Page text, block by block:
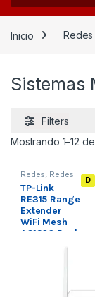
Inicio Redes
Sistemas
Filters
Mostrando 1–12
D
Redes, Redes
inalámbricas
Sistemas
Mesh
TP-Link
RE315 Range
Extender
WiFi Mesh
AC1200 Dual